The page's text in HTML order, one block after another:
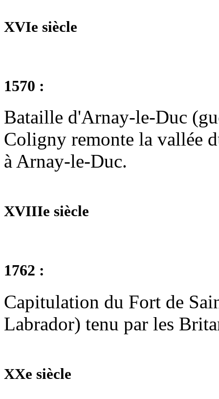
XVIe siècle
1570 :
Bataille d'Arnay-le-Duc
Coligny remonte la vallée
à Arnay-le-Duc.
XVIIIe siècle
1762 :
Capitulation du Fort de
Labrador) tenu par les
XXe siècle